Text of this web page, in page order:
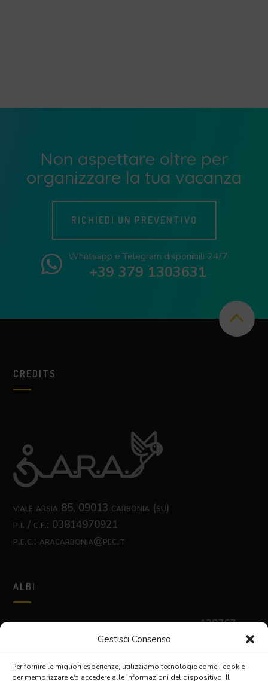
Gestisci Consenso
Per fornire le migliori esperienze, utilizziamo tecnologie come i cookie
per memorizzare e/o accedere alle informazioni del dispositivo. Il
Non aspettare oltre per
organizzare la tua vacanza
RICHIEDI UN PREVENTIVO
Whatsapp e Telegram disponibili 24/7
+39 379 1303631
CREDITS
viale arsia 85, 09013 carbonia (su)
p.i. / c.f.: 03814970921
p.e.c.: aracarbonia@pec.it
ALBI
albo nazionale delle cooperative socialin. c128767
albo delle cooperative sociali regione sardegna